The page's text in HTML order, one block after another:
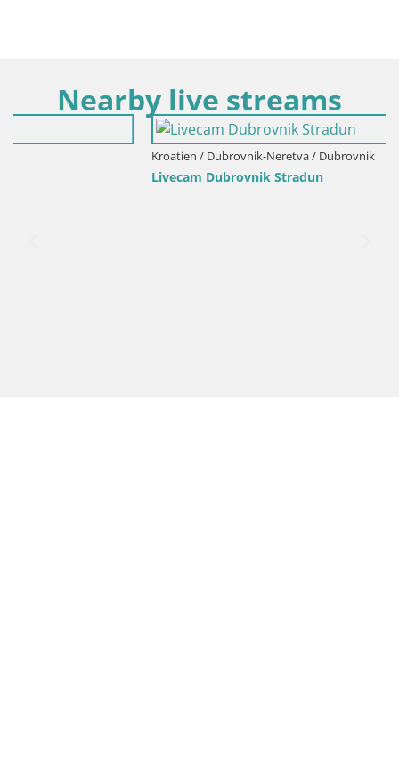
Nearby live streams
Kroatien / Dubrovnik-Neretva / Dubrovnik
Livecam Dubrovnik Stradun